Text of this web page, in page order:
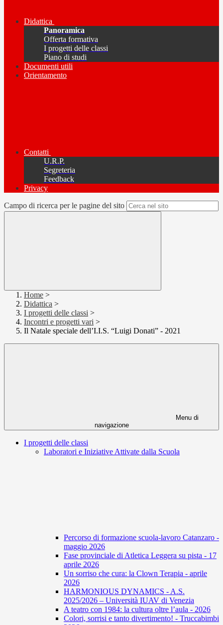
Didattica
Panoramica
Offerta formativa
I progetti delle classi
Piano di studi
Documenti utili
Orientamento
Contatti
U.R.P.
Segreteria
Feedback
Privacy
Campo di ricerca per le pagine del sito
Home >
Didattica >
I progetti delle classi >
Incontri e progetti vari >
Il Natale speciale dell’I.I.S. “Luigi Donati” - 2021
Menu di
navigazione
I progetti delle classi
Laboratori e Iniziative Attivate dalla Scuola
Percorso di formazione scuola-lavoro Catanzaro -
maggio 2026
Fase provinciale di Atletica Leggera su pista - 17
aprile 2026
Un sorriso che cura: la Clown Terapia - aprile
2026
HARMONIOUS DYNAMICS - A.S.
2025/2026 – Università IUAV di Venezia
A teatro con 1984: la cultura oltre l’aula - 2026
Colori, sorrisi e tanto divertimento! - Truccabimbi